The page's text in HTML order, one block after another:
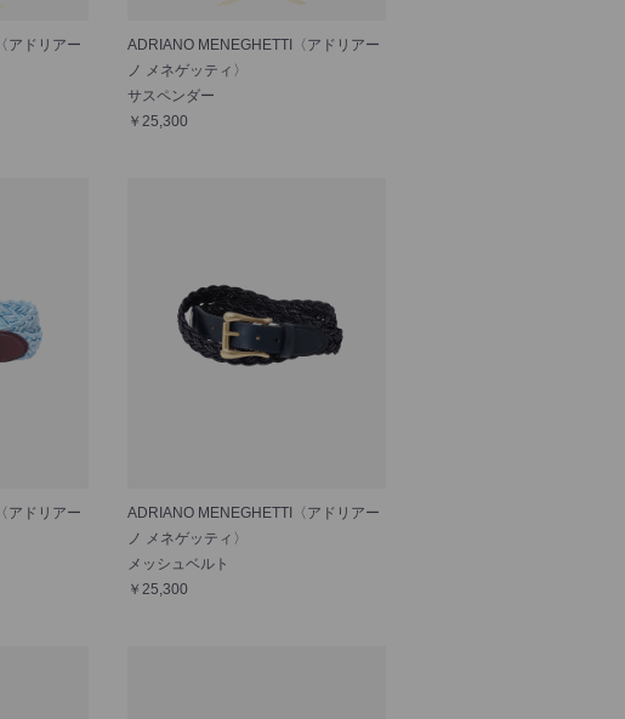
アドリアー
ADRIANO MENEGHETTI〈アドリアー
ノ メネゲッティ〉
サスペンダー
￥25,300
アドリアー
ADRIANO MENEGHETTI〈アドリアー
ノ メネゲッティ〉
メッシュベルト
￥25,300